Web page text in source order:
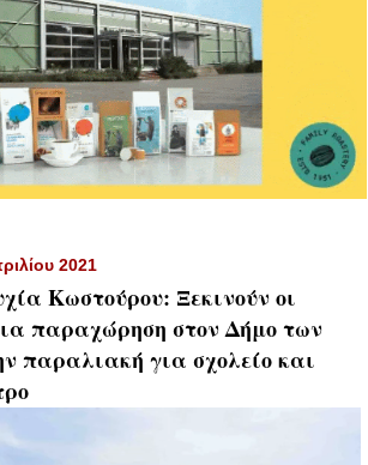
2021
Κωστούρου: Ξεκινούν οι
παραχώρηση στον Δήμο των
παραλιακή για σχολείο και